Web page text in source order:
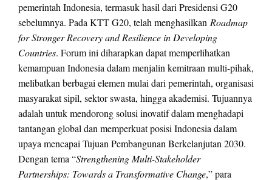
pemerintah Indonesia, termasuk hasil dari Presidensi G20
sebelumnya. Pada KTT G20, telah menghasilkan Roadmap
for Stronger Recovery and Resilience in Developing
Countries. Forum ini diharapkan dapat memperlihatkan
kemampuan Indonesia dalam menjalin kemitraan multi-pihak,
melibatkan berbagai elemen mulai dari pemerintah, organisasi
masyarakat sipil, sektor swasta, hingga akademisi. Tujuannya
adalah untuk mendorong solusi inovatif dalam menghadapi
tantangan global dan memperkuat posisi Indonesia dalam
upaya mencapai Tujuan Pembangunan Berkelanjutan 2030.
Dengan tema “Strengthening Multi-Stakeholder
Partnerships: Towards a Transformative Change,” para